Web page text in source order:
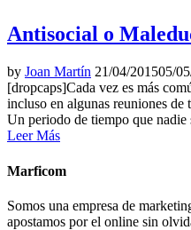
Antisocial o
by Joan Martín 21/04/201505/
[dropcaps]Cada vez es más
incluso en algunas reuniones
Un periodo de tiempo que nadie
Leer Más
Marficom
Somos una empresa de
apostamos por el online sin